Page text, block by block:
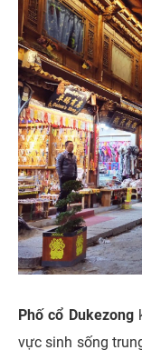
Phố cổ Dukezong
vực sinh sống